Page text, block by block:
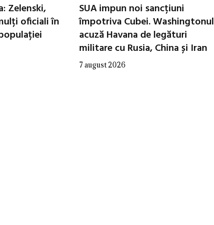
Zelenski,
oficiali în
SUA impun noi sancțiuni
împotriva Cubei. Washingtonul
acuză Havana de legături
militare cu Rusia, China și Iran
7 august 2026